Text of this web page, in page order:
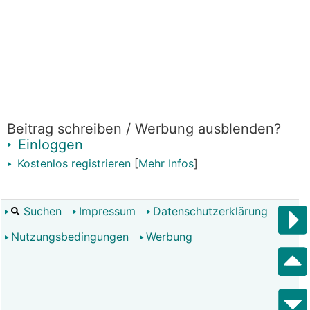
Beitrag schreiben / Werbung ausblenden?
Einloggen
Kostenlos registrieren [Mehr Infos]
Suchen Impressum
Datenschutzerklärung
Nutzungsbedingungen
Werbung